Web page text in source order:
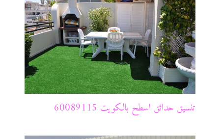
تنسيق حدائق اسطح بالكويت 60089115